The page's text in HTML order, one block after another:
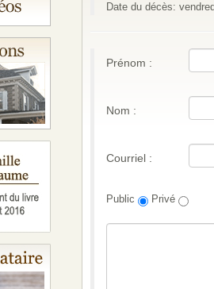
Date du décès:
Prénom :
Nom :
Courriel :
Public Privé